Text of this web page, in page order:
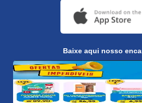
Baixe aqui nosso